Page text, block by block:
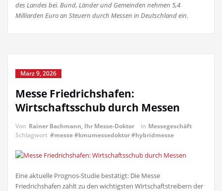
des Landes bei. Bund, Länder und Gemeinden nehmen 5,4
Milliarden Euro an Steuern durch Messen in Deutschland ein.
März 9, 2026
Messe Friedrichshafen:
Wirtschaftsschub durch Messen
Von Rainer Bachmann, Ihr Messe-Doktor in Messegeschäft
Schlagwort #messe #kmumessedoktor #hybridmesse
Eine aktuelle Prognos-Studie bestätigt: Die Messe
Friedrichshafen zählt zu den wichtigsten Wirtschaftstreibern der